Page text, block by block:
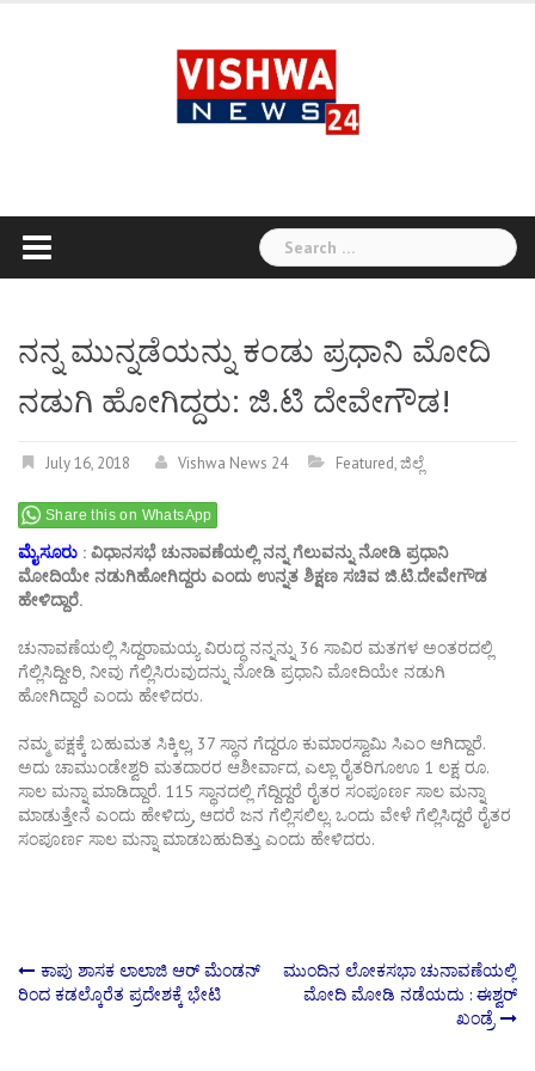
Search
for:
ನನ್ನ ಮುನ್ನಡೆಯನ್ನು ಕಂಡು ಪ್ರಧಾನಿ ಮೋದಿ
ನಡುಗಿ ಹೋಗಿದ್ದರು: ಜಿ.ಟಿ ದೇವೇಗೌಡ!
July 16, 2018 Vishwa News 24 Featured,ಜಿಲ್ಲೆ
Share this on WhatsApp
ಮೈಸೂರು : ವಿಧಾನಸಭೆ ಚುನಾವಣೆಯಲ್ಲಿ ನನ್ನ ಗೆಲುವನ್ನು ನೋಡಿ ಪ್ರಧಾನಿ
ಮೋದಿಯೇ ನಡುಗಿಹೋಗಿದ್ದರು ಎಂದು ಉನ್ನತ ಶಿಕ್ಷಣ ಸಚಿವ ಜಿ.ಟಿ.ದೇವೇಗೌಡ
ಹೇಳಿದ್ದಾರೆ.
ಚುನಾವಣೆಯಲ್ಲಿ ಸಿದ್ದರಾಮಯ್ಯ ವಿರುದ್ಧ ನನ್ನನ್ನು 36 ಸಾವಿರ ಮತಗಳ ಅಂತರದಲ್ಲಿ
ಗೆಲ್ಲಿಸಿದ್ದೀರಿ, ನೀವು ಗೆಲ್ಲಿಸಿರುವುದನ್ನು ನೋಡಿ ಪ್ರಧಾನಿ ಮೋದಿಯೇ ನಡುಗಿ
ಹೋಗಿದ್ದಾರೆ ಎಂದು ಹೇಳಿದರು.
ನಮ್ಮ ಪಕ್ಷಕ್ಕೆ ಬಹುಮತ ಸಿಕ್ಕಿಲ್ಲ, 37 ಸ್ಥಾನ ಗೆದ್ದರೂ ಕುಮಾರಸ್ವಾಮಿ ಸಿಎಂ ಆಗಿದ್ದಾರೆ.
ಅದು ಚಾಮುಂಡೇಶ್ವರಿ ಮತದಾರರ ಆಶೀರ್ವಾದ, ಎಲ್ಲಾ ರೈತರಿಗೂಊ 1 ಲಕ್ಷ ರೂ.
ಸಾಲ ಮನ್ನಾ ಮಾಡಿದ್ದಾರೆ. 115 ಸ್ಥಾನದಲ್ಲಿ ಗೆದ್ದಿದ್ದರೆ ರೈತರ ಸಂಪೂರ್ಣ ಸಾಲ ಮನ್ನಾ
ಮಾಡುತ್ತೇನೆ ಎಂದು ಹೇಳಿದ್ರು, ಆದರೆ ಜನ ಗೆಲ್ಲಿಸಲಿಲ್ಲ. ಒಂದು ವೇಳೆ ಗೆಲ್ಲಿಸಿದ್ದರೆ ರೈತರ
ಸಂಪೂರ್ಣ ಸಾಲ ಮನ್ನಾ ಮಾಡಬಹುದಿತ್ತು ಎಂದು ಹೇಳಿದರು.
Post
ಕಾಪು ಶಾಸಕ ಲಾಲಾಜಿ ಆರ್ ಮೆಂಡನ್
ರಿಂದ ಕಡಲ್ಕೊರೆತ ಪ್ರದೇಶಕ್ಕೆ ಭೇಟಿ
ಮುಂದಿನ ಲೋಕಸಭಾ ಚುನಾವಣೆಯಲ್ಲಿ
ಮೋದಿ ಮೋಡಿ ನಡೆಯದು : ಈಶ್ವರ್
ಖಂಡ್ರೆ